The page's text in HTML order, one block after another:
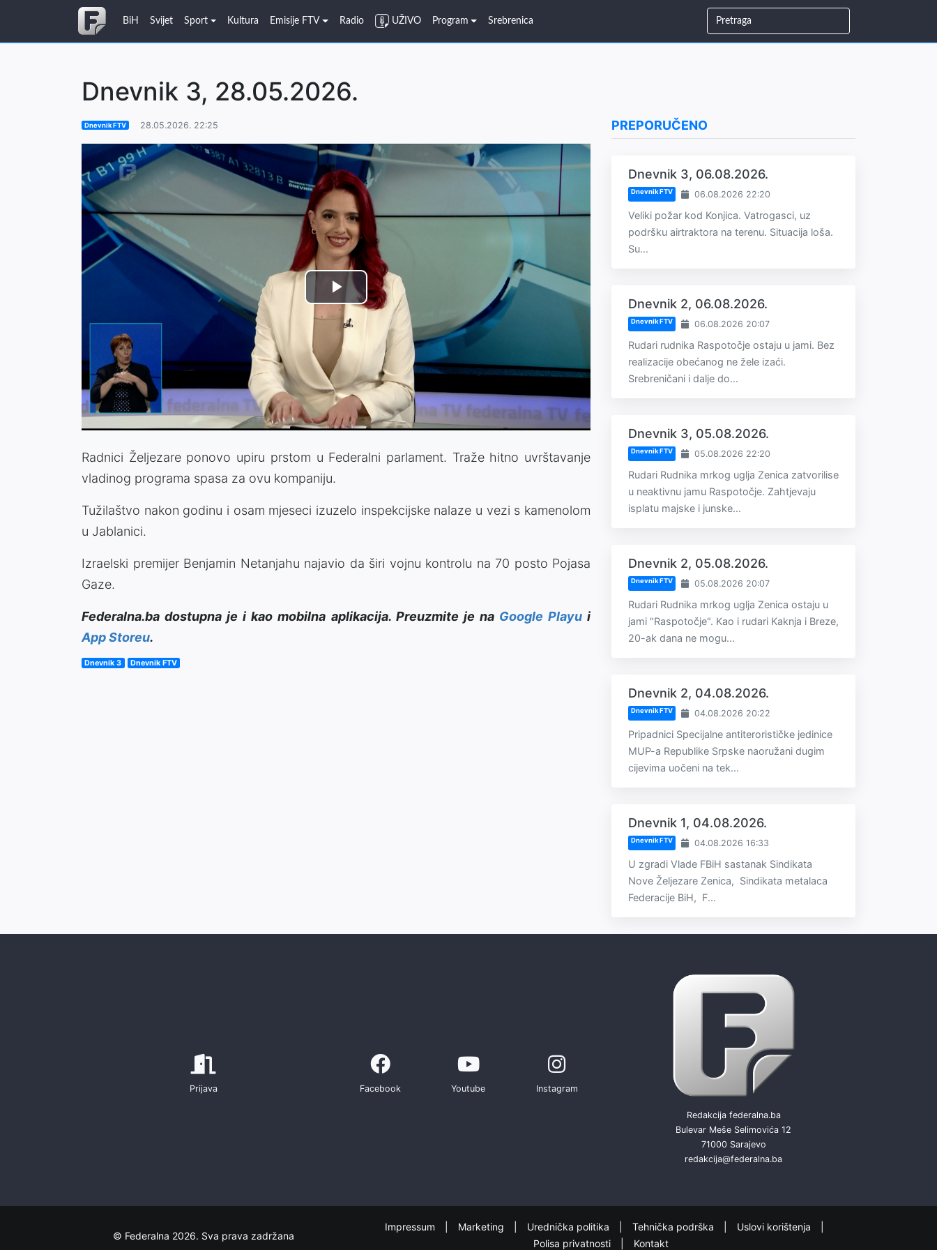
BiH Svijet Sport Kultura Emisije FTV Radio UŽIVO Program Srebrenica
Dnevnik 3, 28.05.2026.
Dnevnik FTV 28.05.2026. 22:25
Play
Video
Radnici Željezare ponovo upiru prstom u Federalni parlament. Traže hitno uvrštavanje
vladinog programa spasa za ovu kompaniju.
Tužilaštvo nakon godinu i osam mjeseci izuzelo inspekcijske nalaze u vezi s kamenolom
u Jablanici.
Izraelski premijer Benjamin Netanjahu najavio da širi vojnu kontrolu na 70 posto Pojasa
Gaze.
Federalna.ba dostupna je i kao mobilna aplikacija. Preuzmite je na Google Playui
App Storeu.
Dnevnik 3 Dnevnik FTV
PREPORUČENO
Dnevnik 3, 06.08.2026.
Dnevnik FTV 06.08.2026 22:20
Veliki požar kod Konjica. Vatrogasci, uz
podršku airtraktora na terenu. Situacija loša.
Su...
Dnevnik 2, 06.08.2026.
Dnevnik FTV 06.08.2026 20:07
Rudari rudnika Raspotočje ostaju u jami. Bez
realizacije obećanog ne žele izaći.
Srebreničani i dalje do...
Dnevnik 3, 05.08.2026.
Dnevnik FTV 05.08.2026 22:20
Rudari Rudnika mrkog uglja Zenica zatvorilise
u neaktivnu jamu Raspotočje. Zahtjevaju
isplatu majske i junske...
Dnevnik 2, 05.08.2026.
Dnevnik FTV 05.08.2026 20:07
Rudari Rudnika mrkog uglja Zenica ostaju u
jami "Raspotočje". Kao i rudari Kaknja i Breze,
20-ak dana ne mogu...
Dnevnik 2, 04.08.2026.
Dnevnik FTV 04.08.2026 20:22
Pripadnici Specijalne antiterorističke jedinice
MUP-a Republike Srpske naoružani dugim
cijevima uočeni na tek...
Dnevnik 1, 04.08.2026.
Dnevnik FTV 04.08.2026 16:33
U zgradi Vlade FBiH sastanak Sindikata
Nove Željezare Zenica, Sindikata metalaca
Federacije BiH, F...
Prijava Facebook Youtube Instagram
Redakcija federalna.ba
Bulevar Meše Selimovića 12
71000 Sarajevo
redakcija@federalna.ba
© Federalna 2026. Sva prava zadržana
Impressum Marketing Urednička politika Tehnička podrška
Uslovi korištenja
Polisa privatnosti
Kontakt